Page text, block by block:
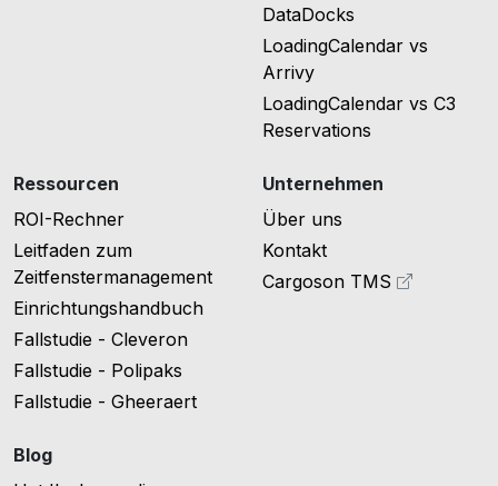
DataDocks
LoadingCalendar vs
Arrivy
LoadingCalendar vs C3
Reservations
Ressourcen
ROI-Rechner
Leitfaden zum
Zeitfenstermanagement
Einrichtungshandbuch
Fallstudie - Cleveron
Fallstudie - Polipaks
Fallstudie - Gheeraert
Blog
Unternehmen
Über uns
Kontakt
Cargoson TMS